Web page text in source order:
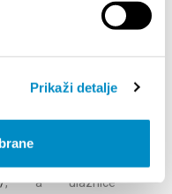
Prikaži detalje
koji se ističu
preciznošću.
njihov inovativni
, a ulaznice